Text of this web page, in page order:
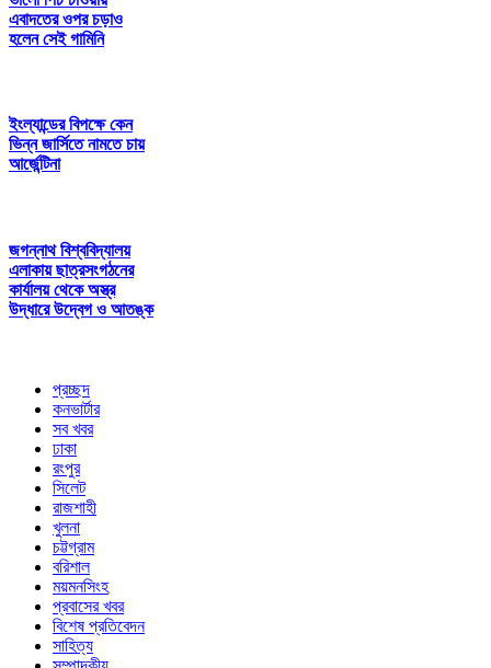
এবাদতের ওপর চড়াও
হলেন সেই গামিনি
ইংল্যান্ডের বিপক্ষে কেন
ভিন্ন জার্সিতে নামতে চায়
আর্জেন্টিনা
জগন্নাথ বিশ্ববিদ্যালয়
এলাকায় ছাত্রসংগঠনের
কার্যালয় থেকে অস্ত্র
উদ্ধারে উদ্বেগ ও আতঙ্ক
প্রচ্ছদ
কনভার্টার
সব খবর
ঢাকা
রংপুর
সিলেট
রাজশাহী
খুলনা
চট্টগ্রাম
বরিশাল
ময়মনসিংহ
প্রবাসের খবর
বিশেষ প্রতিবেদন
সাহিত্য